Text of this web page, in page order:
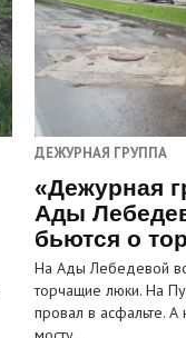
ДЕЖУРНАЯ ГРУППА
«Дежурная
Ады
бьются о
На Ады Лебедевой
торчащие люки. На
провал в асфальте. А